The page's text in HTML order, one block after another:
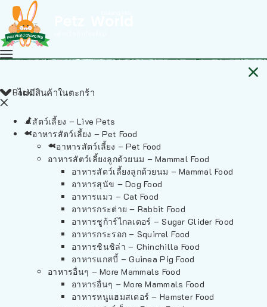
ไม่มีสินค้าในตะกร้า
Back
สัตว์เลี้ยง – Live Pets
อาหารสัตว์เลี้ยง – Pet Food
อาหารสัตว์เลี้ยง – Pet Food
อาหารสัตว์เลี้ยงลูกด้วยนม – Mammal Food
อาหารสัตว์เลี้ยงลูกด้วยนม – Mammal Food
อาหารสุนัข – Dog Food
อาหารแมว – Cat Food
อาหารกระต่าย – Rabbit Food
อาหารชูก้าร์ไกลเดอร์ – Sugar Glider Food
อาหารกระรอก – Squirrel Food
อาหารชินชิล่า – Chinchilla Food
อาหารแกสบี้ – Guinea Pig Food
อาหารอื่นๆ – More Mammals Food
อาหารอื่นๆ – More Mammals Food
อาหารหนูแฮมสเตอร์ – Hamster Food